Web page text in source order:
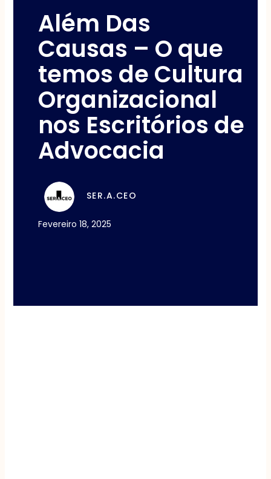
Além Das
Causas – O que
temos de Cultura
Organizacional
nos Escritórios de
Advocacia
SER.A.CEO
Fevereiro 18, 2025